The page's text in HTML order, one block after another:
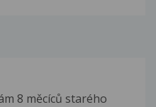
8 měcíců starého